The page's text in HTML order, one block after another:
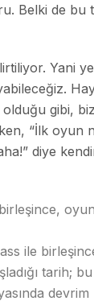
Belki de
Yani
olduğu gibi,
“İlk
diye
ile
tarih;
devrim